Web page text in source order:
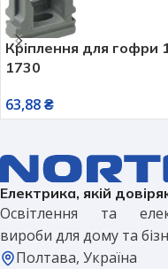
Кріплення для
1730
63,88₴
Електрика, якій
Освітлення та
вироби для дому та
Полтава, Україна